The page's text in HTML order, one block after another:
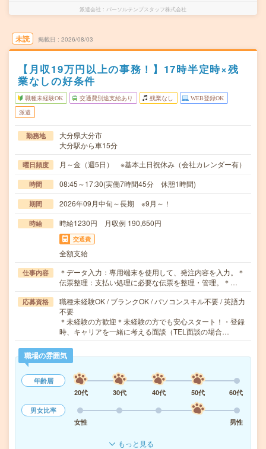
派遣会社 パーソルテンプスタッフ株式会社
未読 掲載日 2026/08/03
【月収19万円以上の事務！】17時半定時×残
業なしの好条件
職種未経験OK 交通費別途支給あり 残業なし WEB登録OK
派遣
勤務地
大分県大分市
大分駅から車15分
曜日頻度 月～金（週5日） ※基本土日祝休み（会社カレンダー有）
時間 08:45～17:30(実働7時間45分 休憩1時間)
期間 2026年09月中旬～長期 ※9月～！
時給 時給1230円 月収例 190,650円
交通費
全額支給
仕事内容
＊データ入力：専用端末を使用して、発注内容を入力。＊
伝票整理：支払い処理に必要な伝票を整理・管理。＊…
応募資格
職種未経験OK / ブランクOK / パソコンスキル不要 / 英語力
不要
＊未経験の方歓迎＊未経験の方でも安心スタート！・登録
時、キャリアを一緒に考える面談（TEL面談の場合…
職場の雰囲気
年齢層
20代
30代 40代 50代
60代
男女比率
女性
男性
もっと見る